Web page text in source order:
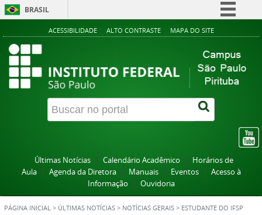
BRASIL
Simplifique!
Participe
Acesso à informação
Legislação
Canais
ACESSIBILIDADE ALTO CONTRASTE MAPA DO SITE
Últimas Notícias Calendário Acadêmico
Horários de
Aula
Agenda da Diretora Manuais Eventos
Acesso à
Informação
Ouvidoria
PÁGINA INICIAL > ÚLTIMAS NOTÍCIAS > NOTÍCIAS GERAIS > ESTUDANTE DO IFSP